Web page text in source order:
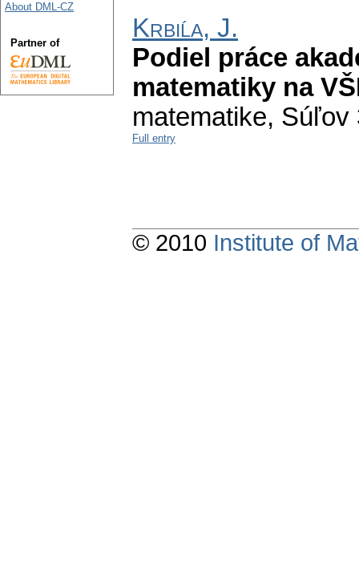
Krbiĺa, J.
Podiel práce
matematiky na
matematike, Súľov
Full entry
About DML-CZ
Partner of
© 2010 Institute of